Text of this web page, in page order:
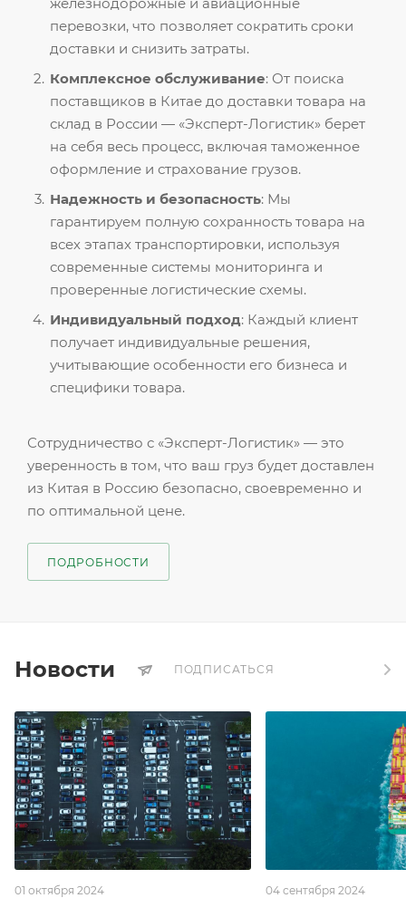
перевозки, что позволяет сократить сроки
доставки и снизить затраты.
Комплексное обслуживание: От поиска
поставщиков в Китае до доставки товара на
склад в России — «Эксперт-Логистик» берет
на себя весь процесс, включая таможенное
оформление и страхование грузов.
Надежность и безопасность: Мы
гарантируем полную сохранность товара на
всех этапах транспортировки, используя
современные системы мониторинга и
проверенные логистические схемы.
Индивидуальный подход: Каждый клиент
получает индивидуальные решения,
учитывающие особенности его бизнеса и
специфики товара.
Сотрудничество с «Эксперт-Логистик» — это
уверенность в том, что ваш груз будет доставлен
из Китая в Россию безопасно, своевременно и
по оптимальной цене.
ПОДРОБНОСТИ
Новости ПОДПИСАТЬСЯ
01 октября 2024 04 сентября 2024